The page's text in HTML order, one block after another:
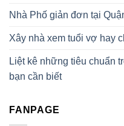
Nhà Phố giản đơn tại
Xây nhà xem tuổi vợ hay
Liệt kê những tiêu chuẩn
bạn cần biết
FANPAGE